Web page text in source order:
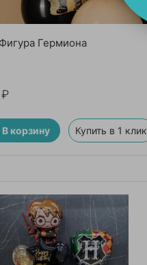
Гермиона
₽
В корзину Купить в 1 клик